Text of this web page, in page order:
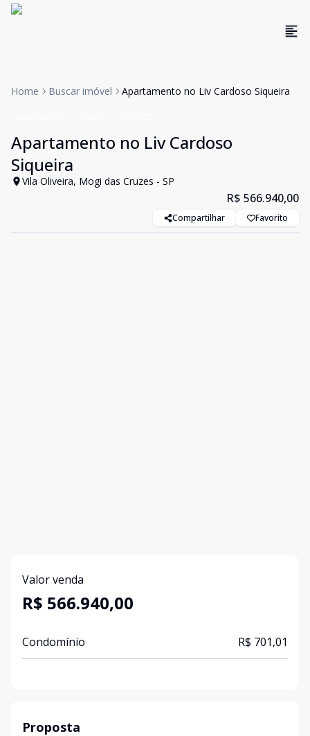
Home Buscar imóvel Apartamento no Liv Cardoso Siqueira
Apartamento no Liv Cardoso
Siqueira
Vila Oliveira, Mogi das Cruzes - SP
R$ 566.940,00
Compartilhar Favorito
Valor venda
R$ 566.940,00
Condomínio R$ 701,01
Proposta